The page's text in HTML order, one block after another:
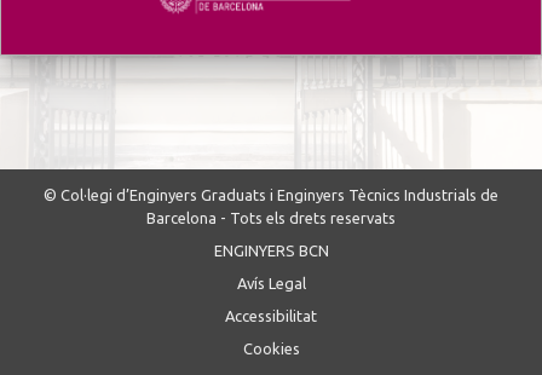
© Col·legi d’Enginyers Graduats i Enginyers Tècnics Industrials de
Barcelona - Tots els drets reservats
ENGINYERS BCN
Avís Legal
Accessibilitat
Cookies